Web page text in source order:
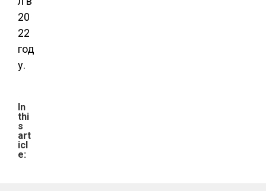
20
22
год
у.
In
thi
s
art
icl
e: